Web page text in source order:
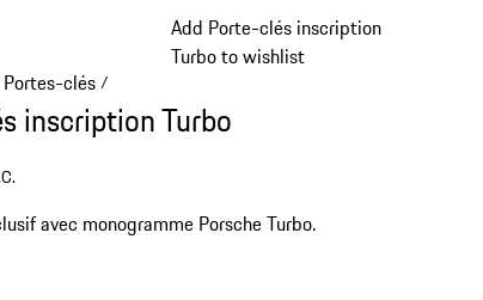
Add Porte-clés inscription
Turbo to wishlist
Portes-clés/
inscription Turbo
avec monogramme Porsche Turbo.